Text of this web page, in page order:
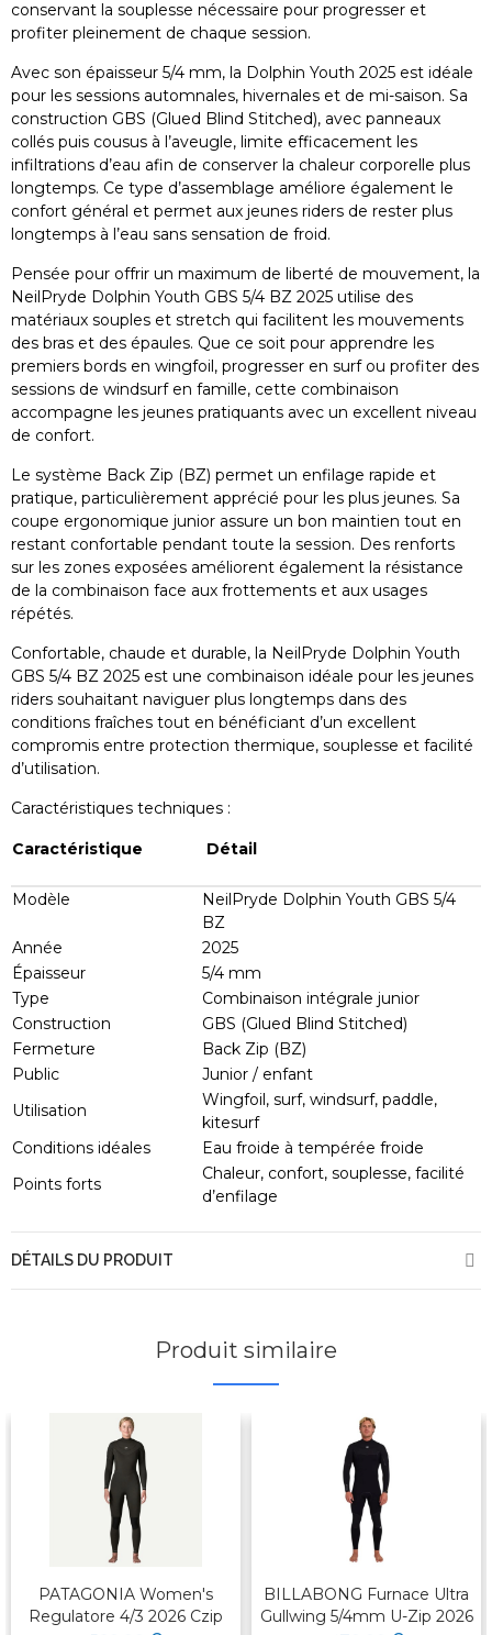
conservant la souplesse nécessaire pour progresser et
profiter pleinement de chaque session.
Avec son épaisseur 5/4 mm, la Dolphin Youth 2025 est idéale
pour les sessions automnales, hivernales et de mi-saison. Sa
construction GBS (Glued Blind Stitched), avec panneaux
collés puis cousus à l’aveugle, limite efficacement les
infiltrations d’eau afin de conserver la chaleur corporelle plus
longtemps. Ce type d’assemblage améliore également le
confort général et permet aux jeunes riders de rester plus
longtemps à l’eau sans sensation de froid.
Pensée pour offrir un maximum de liberté de mouvement, la
NeilPryde Dolphin Youth GBS 5/4 BZ 2025 utilise des
matériaux souples et stretch qui facilitent les mouvements
des bras et des épaules. Que ce soit pour apprendre les
premiers bords en wingfoil, progresser en surf ou profiter des
sessions de windsurf en famille, cette combinaison
accompagne les jeunes pratiquants avec un excellent niveau
de confort.
Le système Back Zip (BZ) permet un enfilage rapide et
pratique, particulièrement apprécié pour les plus jeunes. Sa
coupe ergonomique junior assure un bon maintien tout en
restant confortable pendant toute la session. Des renforts
sur les zones exposées améliorent également la résistance
de la combinaison face aux frottements et aux usages
répétés.
Confortable, chaude et durable, la NeilPryde Dolphin Youth
GBS 5/4 BZ 2025 est une combinaison idéale pour les jeunes
riders souhaitant naviguer plus longtemps dans des
conditions fraîches tout en bénéficiant d’un excellent
compromis entre protection thermique, souplesse et facilité
d’utilisation.
Caractéristiques techniques :
Caractéristique Détail
Modèle
NeilPryde Dolphin Youth GBS 5/4
BZ
Année
2025
Épaisseur
5/4 mm
Type
Combinaison intégrale junior
Construction
GBS (Glued Blind Stitched)
Fermeture
Back Zip (BZ)
Public
Junior / enfant
Utilisation
Wingfoil, surf, windsurf, paddle,
kitesurf
Conditions idéales
Eau froide à tempérée froide
Points forts
Chaleur, confort, souplesse, facilité
d’enfilage
DÉTAILS DU PRODUIT
Produit similaire
PATAGONIA Women's
Regulatore 4/3 2026 Czip
BILLABONG Furnace Ultra
Gullwing 5/4mm U-Zip 2026